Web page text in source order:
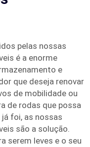
pelas nossas
é a enorme
e
que deseja renovar
de mobilidade ou
de rodas que possa
foi, as nossas
são a solução.
serem leves e o seu